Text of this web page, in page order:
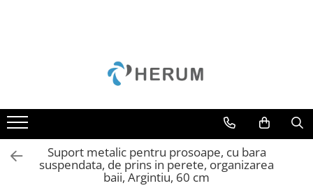
Cani
Cratite
Oale
Organizare
Cutii
Scrumiere
Suporturi
Unelte
Suport metalic pentru prosoape, cu bara
suspendata, de prins in perete, organizarea
baii, Argintiu, 60 cm